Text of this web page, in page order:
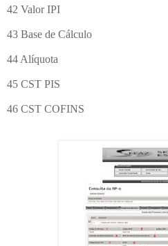
42 Valor IPI
43 Base de Cálculo
44 Alíquota
45 CST PIS
46 CST COFINS